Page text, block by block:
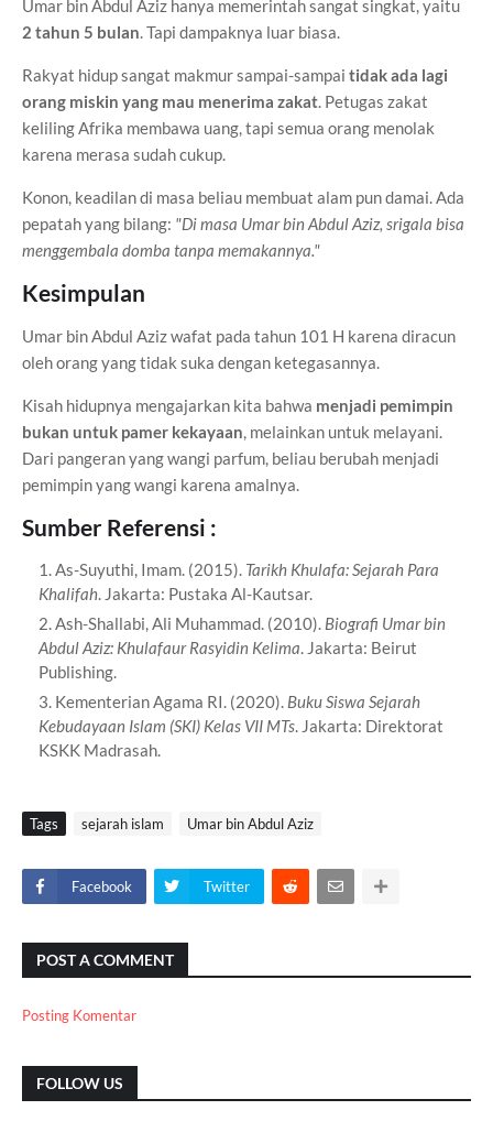
Umar bin Abdul Aziz hanya memerintah sangat singkat, yaitu
2 tahun 5 bulan. Tapi dampaknya luar biasa.
Rakyat hidup sangat makmur sampai-sampai tidak ada lagi
orang miskin yang mau menerima zakat. Petugas zakat
keliling Afrika membawa uang, tapi semua orang menolak
karena merasa sudah cukup.
Konon, keadilan di masa beliau membuat alam pun damai. Ada
pepatah yang bilang: "Di masa Umar bin Abdul Aziz, srigala bisa
menggembala domba tanpa memakannya."
Kesimpulan
Umar bin Abdul Aziz wafat pada tahun 101 H karena diracun
oleh orang yang tidak suka dengan ketegasannya.
Kisah hidupnya mengajarkan kita bahwa menjadi pemimpin
bukan untuk pamer kekayaan, melainkan untuk melayani.
Dari pangeran yang wangi parfum, beliau berubah menjadi
pemimpin yang wangi karena amalnya.
Sumber Referensi :
As-Suyuthi, Imam. (2015). Tarikh Khulafa: Sejarah Para
Khalifah. Jakarta: Pustaka Al-Kautsar.
Ash-Shallabi, Ali Muhammad. (2010). Biografi Umar bin
Abdul Aziz: Khulafaur Rasyidin Kelima. Jakarta: Beirut
Publishing.
Kementerian Agama RI. (2020). Buku Siswa Sejarah
Kebudayaan Islam (SKI) Kelas VII MTs. Jakarta: Direktorat
KSKK Madrasah.
Tags sejarah islam Umar bin Abdul Aziz
Facebook Twitter
POST A COMMENT
Posting Komentar
FOLLOW US